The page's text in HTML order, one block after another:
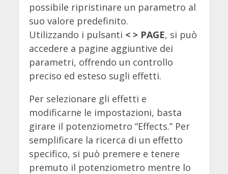
possibile ripristinare un parametro al
suo valore predefinito.
Utilizzando i pulsanti < > PAGE, si può
accedere a pagine aggiuntive dei
parametri, offrendo un controllo
preciso ed esteso sugli effetti.
Per selezionare gli effetti e
modificarne le impostazioni, basta
girare il potenziometro “Effects.” Per
semplificare la ricerca di un effetto
specifico, si può premere e tenere
premuto il potenziometro mentre lo